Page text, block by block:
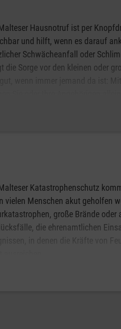
Hausnotruf ist per
und hilft, wenn es darauf
Schwächeanfall oder
die Sorge vor den kleinen oder
zu Hause in Bornheim
und erhalten weitere
Katastrophenschutz
vielen Menschen akut geholfen
große Brände oder
die ehrenamtlichen
in denen die Kräfte von